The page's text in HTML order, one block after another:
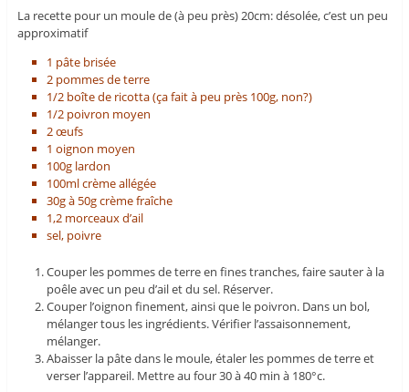
La recette pour un moule de (à peu près) 20cm: désolée, c’est un peu
approximatif
1 pâte brisée
2 pommes de terre
1/2 boîte de ricotta (ça fait à peu près 100g, non?)
1/2 poivron moyen
2 œufs
1 oignon moyen
100g lardon
100ml crème allégée
30g à 50g crème fraîche
1,2 morceaux d’ail
sel, poivre
Couper les pommes de terre en fines tranches, faire sauter à la
poêle avec un peu d’ail et du sel. Réserver.
Couper l’oignon finement, ainsi que le poivron. Dans un bol,
mélanger tous les ingrédients. Vérifier l’assaisonnement,
mélanger.
Abaisser la pâte dans le moule, étaler les pommes de terre et
verser l’appareil. Mettre au four 30 à 40 min à 180°c.